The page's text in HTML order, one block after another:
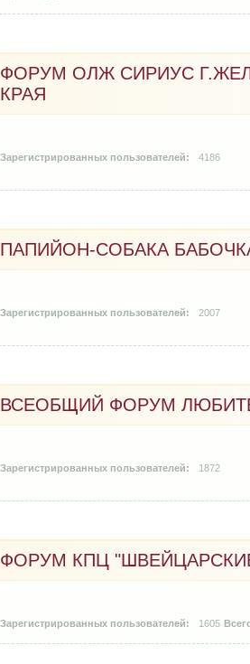
ФОРУМ ОЛЖ СИРИУС
КРАЯ
4186
ПАПИЙОН-СОБАКА
2007
ВСЕОБЩИЙ ФОРУМ
1872
ФОРУМ КПЦ
1605